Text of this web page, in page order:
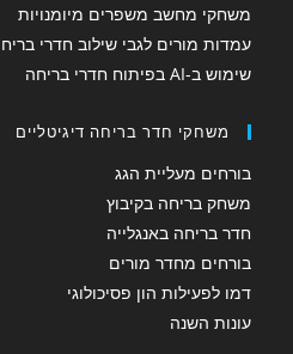
משחקי מחשב משפרים מיומנויות
עמדות מורים לגבי שילוב חדרי
שימוש ב-AI בפיתוח חדרי בריחה
משחקי חדר בריחה דיגיטליים
בורחים מעליית הגג
משחק בריחה בקיבוץ
חדר בריחה באנגלייה
בורחים מחדר מורים
דמו לפעילות הון פסיכולוגי
עונות השנה